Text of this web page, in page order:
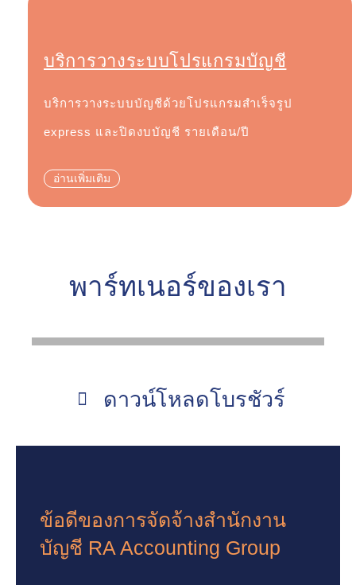
บริการวางระบบโปรแกรมบัญชี
บริการวางระบบบัญชีด้วยโปรแกรมสำเร็จรูป
express และปิดงบบัญชี รายเดือน/ปี
อ่านเพิ่มเติม
พาร์ทเนอร์ของเรา
ดาวน์โหลดโบรชัวร์
ข้อดีของการจัดจ้างสำนักงาน
บัญชี RA Accounting Group